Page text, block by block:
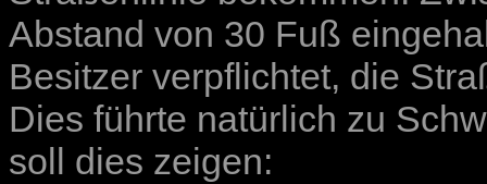
Abstand von 30 Fuß
Besitzer verpflichtet, die
Dies führte natürlich zu
soll dies zeigen: